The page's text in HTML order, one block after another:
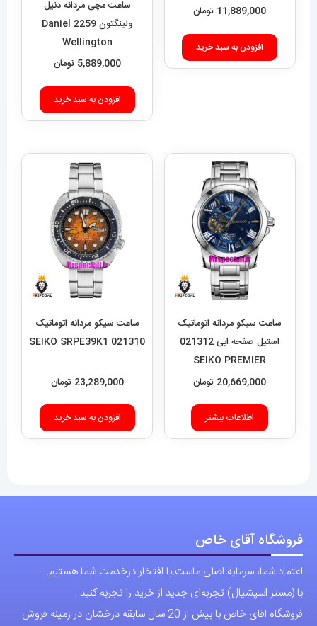
11,889,000 تومان
افزودن به سبد خرید
5,889,000تومان
افزودن به سبد خرید
ساعت سیکو مردانه اتوماتیک
استیل صفحه ابی 021312
20,669,000تومان
اطلاعات بیشتر
ساعت سیکو مردانه اتوماتیک
23,289,000تومان
با (مستر اسپشیال) تجربه‌ای جدید از خرید را تجربه کنید.
فروشگاه اقای خاص با بیش از 20 سال سابقه درخشان در زمینه فروش
انواع ساعت مچی جزو تخصصی ترین مرجع میباشد .